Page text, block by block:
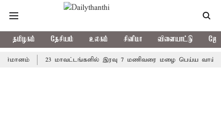
தமிழகம் தேசியம் உலகம் சினிமா விளையாட்டு
23 மாவட்டங்களில் இரவு 7 மணிவரை மழை பெய்ய வாய்ப்பு